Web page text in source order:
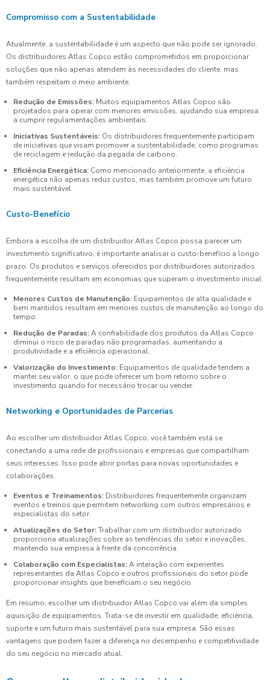
Compromisso com a Sustentabilidade
Atualmente, a sustentabilidade é um aspecto que não pode ser ignorado.
Os distribuidores Atlas Copco estão comprometidos em proporcionar
soluções que não apenas atendem às necessidades do cliente, mas
também respeitam o meio ambiente.
Redução de Emissões: Muitos equipamentos Atlas Copco são
projetados para operar com menores emissões, ajudando sua empresa
a cumprir regulamentações ambientais.
Iniciativas Sustentáveis: Os distribuidores frequentemente participam
de iniciativas que visam promover a sustentabilidade, como programas
de reciclagem e redução da pegada de carbono.
Eficiência Energética: Como mencionado anteriormente, a eficiência
energética não apenas reduz custos, mas também promove um futuro
mais sustentável.
Custo-Benefício
Embora a escolha de um distribuidor Atlas Copco possa parecer um
investimento significativo, é importante analisar o custo-benefício a longo
prazo. Os produtos e serviços oferecidos por distribuidores autorizados
frequentemente resultam em economias que superam o investimento inicial.
Menores Custos de Manutenção: Equipamentos de alta qualidade e
bem mantidos resultam em menores custos de manutenção ao longo do
tempo.
Redução de Paradas:A confiabilidade dos produtos da Atlas Copco
diminui o risco de paradas não programadas, aumentando a
produtividade e a eficiência operacional.
Valorização do Investimento: Equipamentos de qualidade tendem a
manter seu valor, o que pode oferecer um bom retorno sobre o
investimento quando for necessário trocar ou vender.
Networking e Oportunidades de Parcerias
Ao escolher um distribuidor Atlas Copco, você também está se
conectando a uma rede de profissionais e empresas que compartilham
seus interesses. Isso pode abrir portas para novas oportunidades e
colaborações.
Eventos e Treinamentos: Distribuidores frequentemente organizam
eventos e treinos que permitem networking com outros empresários e
especialistas do setor.
Atualizações do Setor:Trabalhar com um distribuidor autorizado
proporciona atualizações sobre as tendências do setor e inovações,
mantendo sua empresa à frente da concorrência.
Colaboração com Especialistas:A interação com experientes
representantes da Atlas Copco e outros profissionais do setor pode
proporcionar insights que beneficiam o seu negócio.
Em resumo, escolher um distribuidor Atlas Copco vai além da simples
aquisição de equipamentos. Trata-se de investir em qualidade, eficiência,
suporte e um futuro mais sustentável para sua empresa. São essas
vantagens que podem fazer a diferença no desempenho e competitividade
do seu negócio no mercado atual.